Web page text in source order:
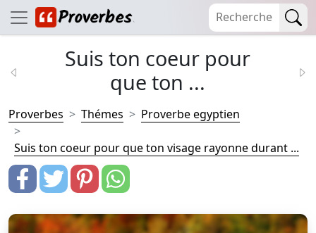
Suis ton coeur pour
que ton ...
Proverbes Thémes Proverbe egyptien
Suis ton coeur pour que ton visage rayonne durant ...